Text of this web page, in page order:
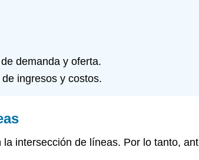
demanda y oferta.
ingresos y costos.
intersección de líneas. Por lo tanto,